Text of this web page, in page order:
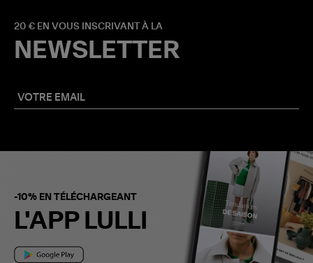
20 € EN VOUS INSCRIVANT À LA
NEWSLETTER
-10% EN TÉLÉCHARGEANT
L'APP LULLI